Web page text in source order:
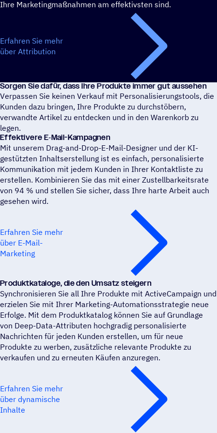
Ihre Marketingmaßnahmen am effektivsten sind.
Erfahren Sie mehr
über Attribution
Sorgen Sie dafür, dass Ihre Produkte immer gut aussehen
Verpassen Sie keinen Verkauf mit Personalisierungstools, die
Kunden dazu bringen, Ihre Produkte zu durchstöbern,
verwandte Artikel zu entdecken und in den Warenkorb zu
legen.
Effek­ti­vere E‑Mail-Kampa­gnen
Mit unserem Drag-and-Drop-E-Mail-Designer und der KI-
gestützten Inhaltserstellung ist es einfach, personalisierte
Kommunikation mit jedem Kunden in Ihrer Kontaktliste zu
erstellen. Kombinieren Sie das mit einer Zustellbarkeitsrate
von 94 % und stellen Sie sicher, dass Ihre harte Arbeit auch
gesehen wird.
Erfahren Sie mehr
über E-Mail-
Marketing
Produkt­ka­ta­loge, die den Umsatz steigern
Synchronisieren Sie all Ihre Produkte mit ActiveCampaign und
erzielen Sie mit Ihrer Marketing-Automationsstrategie neue
Erfolge. Mit dem Produktkatalog können Sie auf Grundlage
von Deep-Data-Attributen hochgradig personalisierte
Nachrichten für jeden Kunden erstellen, um für neue
Produkte zu werben, zusätzliche relevante Produkte zu
verkaufen und zu erneuten Käufen anzuregen.
Erfahren Sie mehr
über dynamische
Inhalte